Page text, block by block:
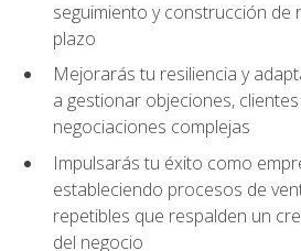
seguimiento y construcción de
plazo
Mejorarás tu resiliencia y
a gestionar objeciones,
negociaciones complejas
Impulsarás tu éxito como
estableciendo procesos de
repetibles que respalden un
del negocio